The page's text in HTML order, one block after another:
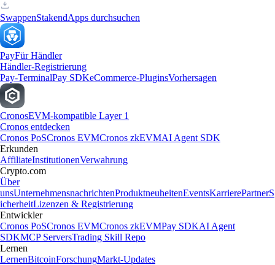
SwappenStakendApps durchsuchen
PayFür Händler
Händler-Registrierung
Pay-TerminalPay SDKeCommerce-PluginsVorhersagen
CronosEVM-kompatible Layer 1
Cronos entdecken
Cronos PoSCronos EVMCronos zkEVMAI Agent SDK
Erkunden
AffiliateInstitutionenVerwahrung
Crypto.com
Über
unsUnternehmensnachrichtenProduktneuheitenEventsKarrierePartnerS
icherheitLizenzen & Registrierung
Entwickler
Cronos PoSCronos EVMCronos zkEVMPay SDKAI Agent
SDKMCP ServersTrading Skill Repo
Lernen
LernenBitcoinForschungMarkt-Updates